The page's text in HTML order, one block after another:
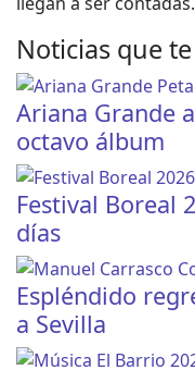
Noticias que
Ariana Grande
octavo álbum
Festival Boreal
días
Espléndido
a Sevilla